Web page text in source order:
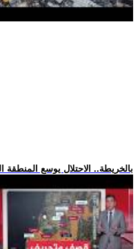
.. بالخريطة.. الاحتلال يوسع